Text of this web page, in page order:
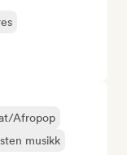
Afropop
musikk